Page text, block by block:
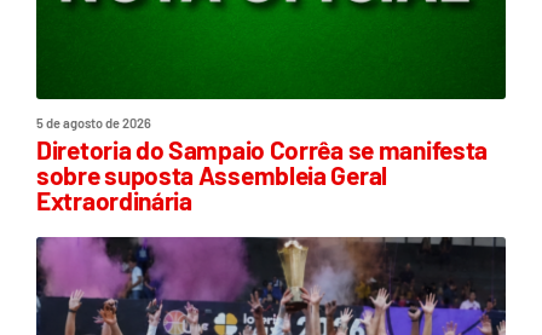
5 de agosto de 2026
Diretoria do Sampaio Corrêa se manifesta
sobre suposta Assembleia Geral
Extraordinária